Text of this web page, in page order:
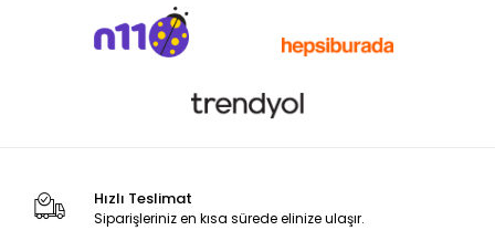
Hızlı Teslimat
Siparişleriniz en kısa sürede elinize ulaşır.